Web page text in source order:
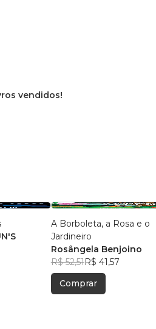
vendidos!
A Borboleta, a Rosa e o
Jardineiro
Rosângela Benjoino
R$ 52,51R$ 41,57
Comprar